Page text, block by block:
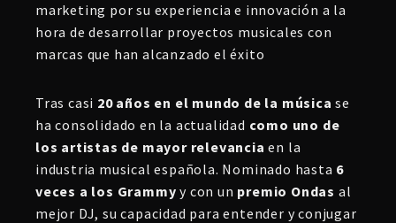
marketing por su experiencia e innovación a la
hora de desarrollar proyectos musicales con
marcas que han alcanzado el éxito
Tras casi 20 años en el mundo de la música se
ha consolidado en la actualidad como uno de
los artistas de mayor relevancia en la
industria musical española. Nominado hasta 6
veces a los Grammy y con un premio Ondas al
mejor DJ, su capacidad para entender y conjugar